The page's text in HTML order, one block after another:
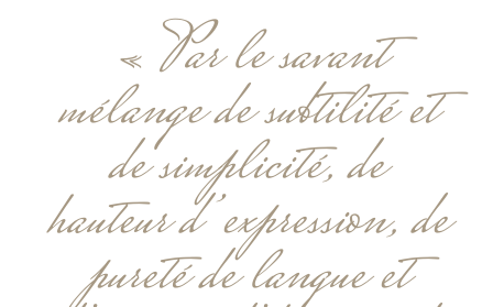
« Par le savant
mélange de subtilité et
de simplicité, de
hauteur d’expression, de
pureté de langue et